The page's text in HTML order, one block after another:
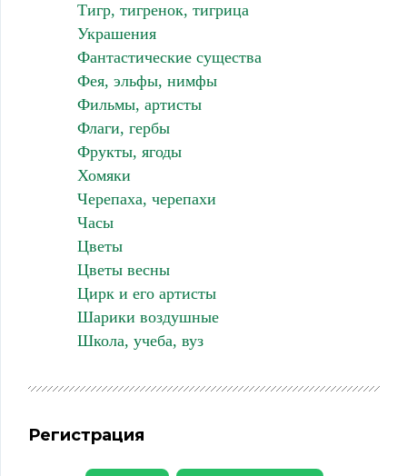
Тигр, тигренок, тигрица
Украшения
Фантастические существа
Фея, эльфы, нимфы
Фильмы, артисты
Флаги, гербы
Фрукты, ягоды
Хомяки
Черепаха, черепахи
Часы
Цветы
Цветы весны
Цирк и его артисты
Шарики воздушные
Школа, учеба, вуз
Регистрация